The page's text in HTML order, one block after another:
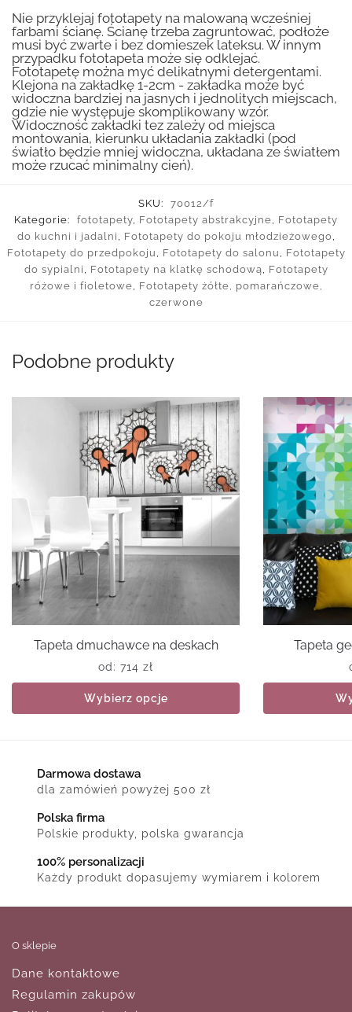
Nie przyklejaj fototapety na malowaną wcześniej
farbami ścianę. Ścianę trzeba zagruntować, podłoże
musi być zwarte i bez domieszek lateksu. W innym
przypadku fototapeta może się odklejać.
Fototapetę można myć delikatnymi detergentami.
Klejona na zakładkę 1-2cm - zakładka może być
widoczna bardziej na jasnych i jednolitych miejscach,
gdzie nie występuje skomplikowany wzór.
Widoczność zakładki tez zależy od miejsca
montowania, kierunku układania zakładki (pod
światło będzie mniej widoczna, układana ze światłem
może rzucać minimalny cień).
SKU:
70012/f
Kategorie:
fototapety, Fototapety abstrakcyjne, Fototapety
do kuchni i jadalni , Fototapety do pokoju młodzieżowego,
Fototapety do przedpokoju , Fototapety do salonu , Fototapety
do sypialni , Fototapety na klatkę schodową, Fototapety
różowe i fioletowe, Fototapety żółte, pomarańczowe,
czerwone
Podobne produkty
Tapeta dmuchawce na deskach
od: 714 zł
Wybierz opcje
Tapeta
Darmowa dostawa
dla zamówień powyżej 500 zł
Polska firma
Polskie produkty, polska gwarancja
100% personalizacji
Każdy produkt dopasujemy wymiarem i kolorem
O sklepie
Dane kontaktowe
Regulamin zakupów